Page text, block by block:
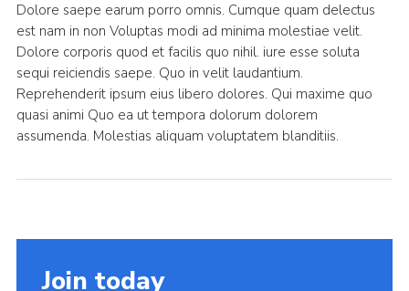
Dolore saepe earum porro omnis. Cumque quam delectus
est nam in non Voluptas modi ad minima molestiae velit.
Dolore corporis quod et facilis quo nihil. iure esse soluta
sequi reiciendis saepe. Quo in velit laudantium.
Reprehenderit ipsum eius libero dolores. Qui maxime quo
quasi animi Quo ea ut tempora dolorum dolorem
assumenda. Molestias aliquam voluptatem blanditiis.
Join today